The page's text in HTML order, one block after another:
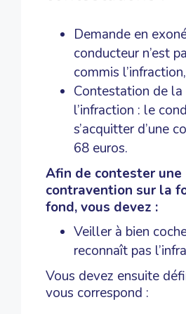
Demande en
conducteur n’est
commis l’infraction,
Contestation de
l’infraction : le
s’acquitter d’une
68 euros.
Afin de contester une
contravention sur la
fond, vous devez :
Veiller à bien
reconnaît pas
Vous devez ensuite
vous correspond :